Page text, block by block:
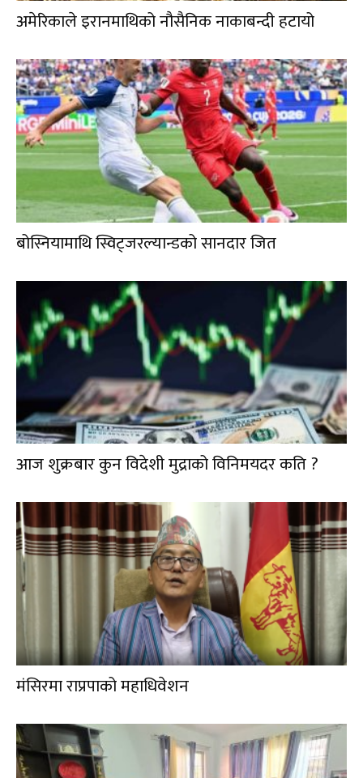
अमेरिकाले इरानमाथिको नौसैनिक नाकाबन्दी हटायो
बोस्नियामाथि स्विट्जरल्यान्डको सानदार जित
आज शुक्रबार कुन विदेशी मुद्राको विनिमयदर कति ?
मंसिरमा राप्रपाको महाधिवेशन